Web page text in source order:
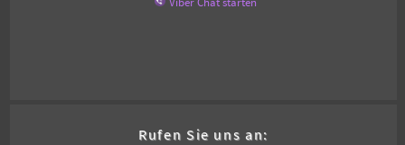
Rufen Sie uns an: